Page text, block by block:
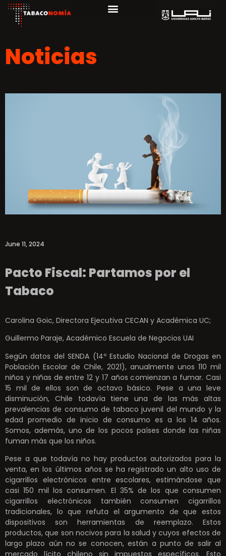
Noticias
June 11, 2024
Pacto Fiscal: Partamos por el
Tabaco
Carolina Goic, Directora Ejecutiva CECAN y Académica UC;
Guillermo Paraje, Académico Escuela de Negocios UAI
Según datos del SENDA (14º Estudio Nacional de Drogas en
Población Escolar de Chile, 2021), anualmente unos 110 mil
niños y niñas de entre 12 y 17 años comienzan a fumar. Casi
15 mil de ellos son de octavo básico. Pese a una leve
disminución, Chile todavía tiene una de las más altas
prevalencias de consumo de tabaco juvenil del mundo y la
edad promedio de inicio de consumo es a los 14 años.
Somos, además, uno de los pocos países donde las niñas
fuman más que los niños.
Pese a que todavía no hay productos autorizados para la
venta, en los últimos años se ha registrado un alto uso de
cigarrillos electrónicos entre escolares, estimándose que
casi 150 mil los consumen. El 35% de los que consumen
cigarrillos electrónicos también consumen cigarrillos
tradicionales, lo que refuta el argumento de que estos
dispositivos son herramientas de reemplazo. Estos
productos, que son nocivos para la salud y cuyos efectos de
largo plazo aún no se conocen, están a punto de salir al